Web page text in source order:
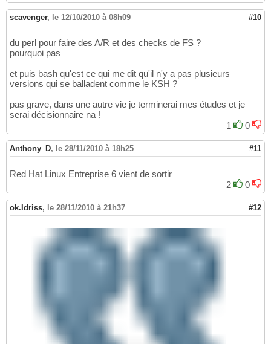
scavenger, le 12/10/2010 à 08h09 #10
du perl pour faire des A/R et des checks de FS ?
pourquoi pas
et puis bash qu'est ce qui me dit qu'il n'y a pas plusieurs
versions qui se balladent comme le KSH ?
pas grave, dans une autre vie je terminerai mes études et je
serai décisionnaire na !
1
0
Anthony_D, le 28/11/2010 à 18h25 #11
Red Hat Linux Entreprise 6 vient de sortir
2
0
ok.Idriss, le 28/11/2010 à 21h37 #12